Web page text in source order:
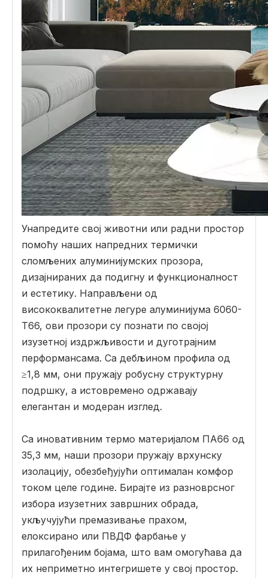
Унапредите свој животни или радни простор
помоћу наших напредних термички
сломљених алуминијумских прозора,
дизајнираних да подигну и функционалност
и естетику. Направљени од
висококвалитетне легуре алуминијума 6060-
Т66, ови прозори су познати по својој
изузетној издржљивости и дуготрајним
перформансама. Са дебљином профила од
≥1,8 мм, они пружају робусну структурну
подршку, а истовремено одржавају
елегантан и модеран изглед.
Са иновативним термо материјалом ПА66 од
35,3 мм, наши прозори пружају врхунску
изолацију, обезбеђујући оптималан комфор
током целе године. Бирајте из разноврсног
избора изузетних завршних обрада,
укључујући премазивање прахом,
елоксирано или ПВДФ фарбање у
прилагођеним бојама, што вам омогућава да
их неприметно интегришете у свој простор.